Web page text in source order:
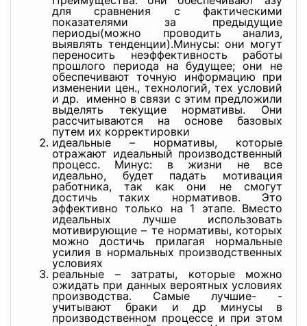
для сравнения с фактическими
показателями за предыдущие
периоды(можно проводить анализ,
выявлять тенденции).Минусы: они могут
переносить неэффективность работы
прошлого периода на будущее; они не
обеспечивают точную информацию при
изменении цен., технологий, тех условий
и др. именно в связи с этим предложили
выделять текущие нормативы. Они
рассчитываются на основе базовых
путем их корректировки
идеальные – нормативы, которые
отражают идеальный производственный
процесс. Минус: в жизни не все
идеально, будет падать мотивация
работника, так как они не смогут
достичь таких нормативов. Это
эффективно только на 1 этапе. Вместо
идеальных лучше использовать
мотивирующие – те нормативы, которых
можно достичь прилагая нормальные
усилия в нормальных производственных
условиях
реальные – затраты, которые можно
ожидать при данных вероятных условиях
производства. Самые лучшие- -
учитывают браки и др минусы в
производственном процессе и при этом